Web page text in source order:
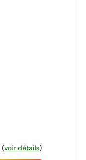
(voir détails)